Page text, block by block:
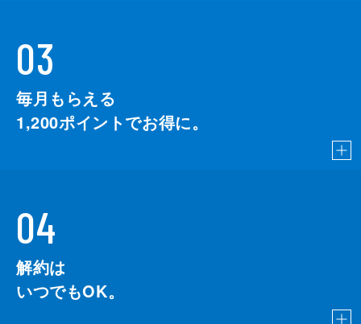
03
毎月もらえる
1,200ポイントでお得に。
04
解約は
いつでもOK。